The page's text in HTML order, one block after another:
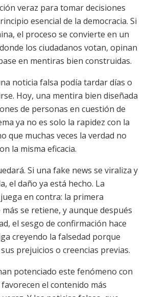
veraz para tomar decisiones
esencial de la democracia. Si
el proceso se convierte en un
los ciudadanos votan, opinan
en mentiras bien construidas.
noticia falsa podía tardar días o
Hoy, una mentira bien diseñada
de personas en cuestión de
ya no es solo la rapidez con la
que muchas veces la verdad no
la misma eficacia.
Si una fake news se viraliza y
el daño ya está hecho. La
en contra: la primera
se retiene, y aunque después
el sesgo de confirmación hace
creyendo la falsedad porque
prejuicios o creencias previas.
potenciado este fenómeno con
el contenido más